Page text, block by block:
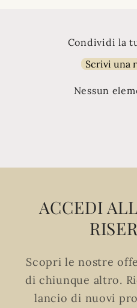
Condividi la
Scrivi una
Nessun
ACCEDI
Scopri le nostre
di chiunque altro.
lancio di nuovi